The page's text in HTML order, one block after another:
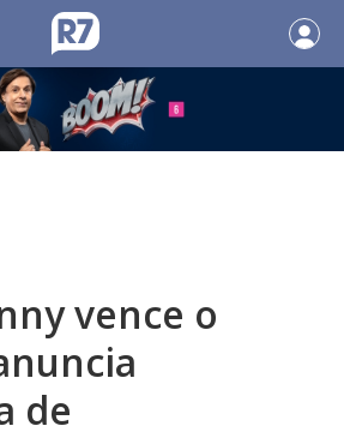
vence o
de